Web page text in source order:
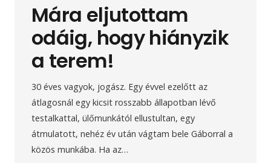
Mára eljutottam
odáig, hogy hiányzik
a terem!
30 éves vagyok, jogász. Egy évvel ezelőtt az
átlagosnál egy kicsit rosszabb állapotban lévő
testalkattal, ülőmunkától ellustultan, egy
átmulatott, nehéz év után vágtam bele Gáborral a
közös munkába. Ha az…